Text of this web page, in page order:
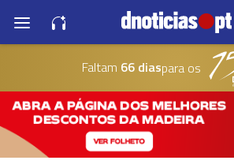
Faltam 66 diaspara os